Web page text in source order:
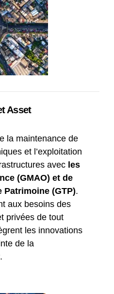
Asset
la maintenance de
et l’exploitation
avec les
(GMAO) et de
Patrimoine (GTP).
aux besoins des
privées de tout
les innovations
de la
.